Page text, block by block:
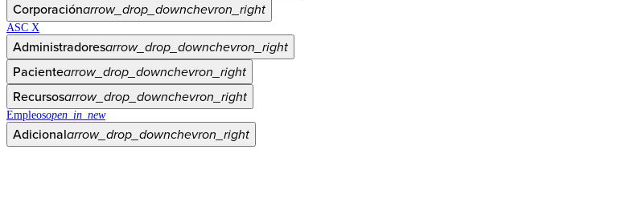
Corporaciónarrow_drop_downchevron_right
ASC X
Administradoresarrow_drop_downchevron_right
Pacientearrow_drop_downchevron_right
Recursosarrow_drop_downchevron_right
Empleosopen_in_new
Adicionalarrow_drop_downchevron_right